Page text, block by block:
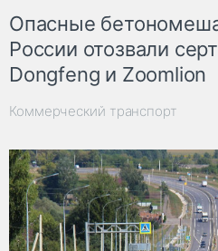
Опасные
России отозвали
Dongfeng и Zoomlion
Коммерческий транспорт